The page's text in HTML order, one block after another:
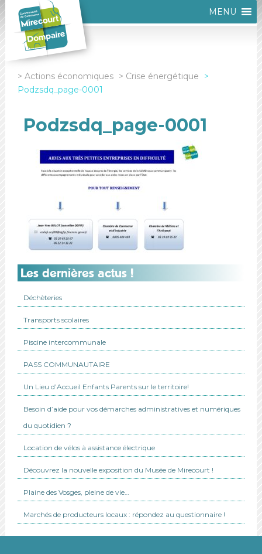
MENU
Actions économiques
Crise énergétique
Podzsdq_page-0001
Podzsdq_page-0001
Les dernières actus !
Déchèteries
Transports scolaires
Piscine intercommunale
PASS COMMUNAUTAIRE
Un Lieu d’Accueil Enfants Parents sur le territoire!
Besoin d’aide pour vos démarches administratives et numériques
du quotidien ?
Location de vélos à assistance électrique
Découvrez la nouvelle exposition du Musée de Mirecourt !
Plaine des Vosges, pleine de vie…
Marchés de producteurs locaux : répondez au questionnaire !